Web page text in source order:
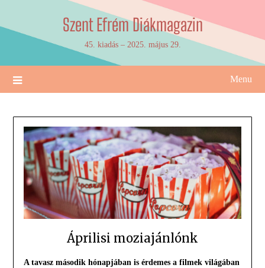
content
Szent Efrém Diákmagazin
45. kiadás – 2025. május 29.
Menu
Áprilisi moziajánlónk
A tavasz második hónapjában is érdemes a filmek világában